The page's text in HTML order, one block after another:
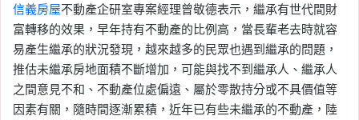
信義房屋不動產企研室專案經理曾敬德表示，繼承有世代間財
富轉移的效果，早年持有不動產的比例高，當長輩老去時就容
易產生繼承的狀況發現，越來越多的民眾也遇到繼承的問題，
推估未繼承房地面積不斷增加，可能與找不到繼承人、繼承人
之間意見不和、不動產位處偏遠、屬於零散持分或不具價值等
因素有關，隨時間逐漸累積，近年已有些未繼承的不動產，陸